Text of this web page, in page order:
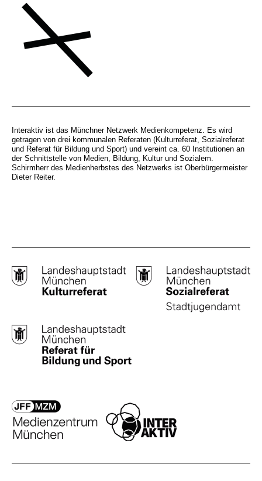
Interaktiv ist das Münchner Netzwerk Medienkompetenz. Es wird
getragen von drei kommunalen Referaten (Kulturreferat, Sozialreferat
und Referat für Bildung und Sport) und vereint ca. 60 Institutionen an
der Schnittstelle von Medien, Bildung, Kultur und Sozialem.
Schirmherr des Medienherbstes des Netzwerks ist Oberbürgermeister
Dieter Reiter.